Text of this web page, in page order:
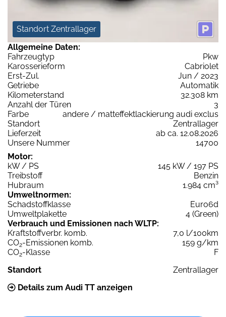
Standort Zentrallager
Allgemeine Daten:
Fahrzeugtyp
Pkw
Karosserieform
Cabriolet
Erst-Zul.
Jun / 2023
Getriebe
Automatik
Kilometerstand
32.308 km
Anzahl der Türen
3
Farbe
andere / matteffektlackierung audi exclus
Standort
Zentrallager
Lieferzeit
ab ca. 12.08.2026
Unsere Nummer
14700
Motor:
kW / PS
145 kW / 197 PS
Treibstoff
Benzin
Hubraum
1.984 cm³
Umweltnormen:
Schadstoffklasse
Euro6d
Umweltplakette
4 (Green)
Verbrauch und Emissionen nach WLTP:
Kraftstoffverbr. komb.
7,0 l/100km
CO2-Emissionen komb.
159 g/km
CO2-Klasse
F
Standort
Zentrallager
Details zum Audi TT anzeigen